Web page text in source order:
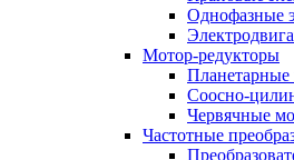
Однофазные
Мотор-редукторы
Планетарные
Соосно-
Червячные
Частотные